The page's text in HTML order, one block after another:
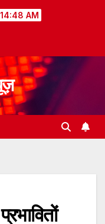
AM